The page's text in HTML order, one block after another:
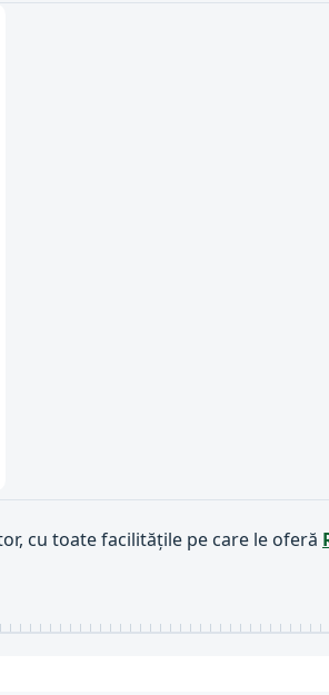
cu toate facilitățile pe care le oferă